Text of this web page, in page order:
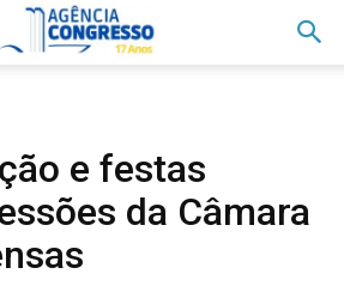
e festas
da Câmara